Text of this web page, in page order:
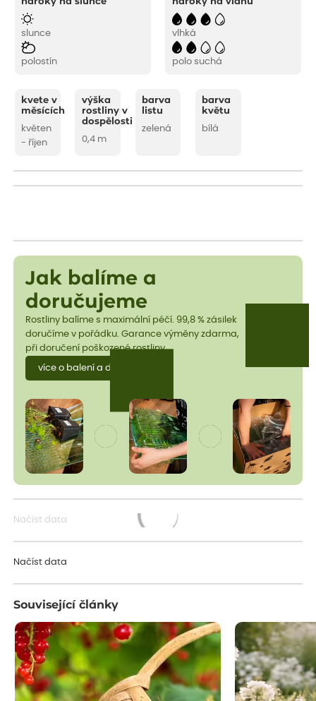
slunce
polostín
vlhká
polo suchá
kvete v
měsících
květen
- říjen
výška
rostliny v
dospělosti
0,4 m
barva
listu
zelená
barva
květu
bílá
Jak balíme a
doručujeme
Rostliny balíme s maximální péčí. 99,8 % zásilek
doručíme v pořádku. Garance výměny zdarma,
při doručení poškozené rostliny.
více o balení a dopravě
Načíst data
Načíst data
Související články